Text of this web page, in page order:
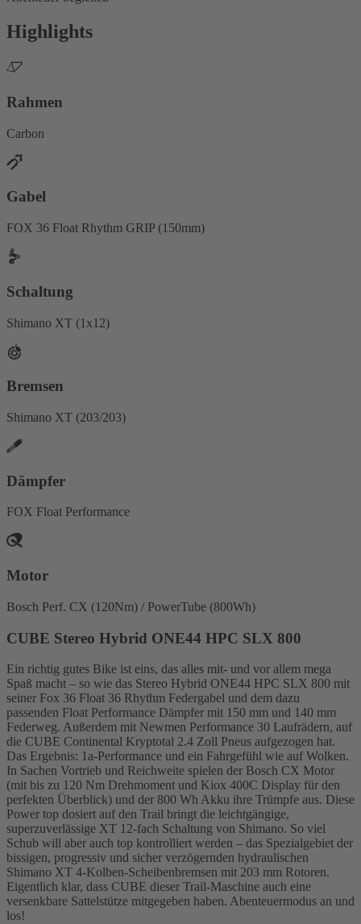
Highlights
Rahmen
Carbon
Gabel
FOX 36 Float Rhythm GRIP (150mm)
Schaltung
Shimano XT (1x12)
Bremsen
Shimano XT (203/203)
Dämpfer
FOX Float Performance
Motor
Bosch Perf. CX (120Nm) / PowerTube (800Wh)
CUBE Stereo Hybrid ONE44 HPC SLX 800
Ein richtig gutes Bike ist eins, das alles mit- und vor allem mega
Spaß macht – so wie das Stereo Hybrid ONE44 HPC SLX 800 mit
seiner Fox 36 Float 36 Rhythm Federgabel und dem dazu
passenden Float Performance Dämpfer mit 150 mm und 140 mm
Federweg. Außerdem mit Newmen Performance 30 Laufrädern, auf
die CUBE Continental Kryptotal 2.4 Zoll Pneus aufgezogen hat.
Das Ergebnis: 1a-Performance und ein Fahrgefühl wie auf Wolken.
In Sachen Vortrieb und Reichweite spielen der Bosch CX Motor
(mit bis zu 120 Nm Drehmoment und Kiox 400C Display für den
perfekten Überblick) und der 800 Wh Akku ihre Trümpfe aus. Diese
Power top dosiert auf den Trail bringt die leichtgängige,
superzuverlässige XT 12-fach Schaltung von Shimano. So viel
Schub will aber auch top kontrolliert werden – das Spezialgebiet der
bissigen, progressiv und sicher verzögernden hydraulischen
Shimano XT 4-Kolben-Scheibenbremsen mit 203 mm Rotoren.
Eigentlich klar, dass CUBE dieser Trail-Maschine auch eine
versenkbare Sattelstütze mitgegeben haben. Abenteuermodus an und
los!